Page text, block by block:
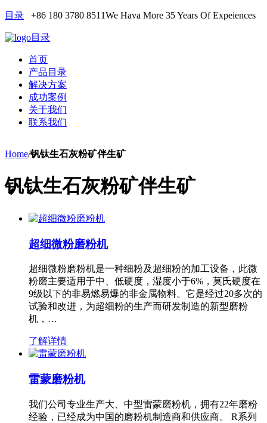
目录 +86 180 3780 8511We Hava More 35 Years Of Expeiences
目录
首页
产品目录
解决方案
成功案例
关于我们
联系我们
Home/钒钛生石灰粉矿伴生矿
钒钛生石灰粉矿伴生矿
超细微粉磨粉机
超细微粉磨粉机是一种细粉及超细粉的加工设备，此微
粉磨主要适用于中、低硬度，湿度小于6%，莫氏硬度在
9级以下的非易燃易爆的非金属物料。它是经过20多次的
试验和改进，为超细粉的生产而研发制造的新型磨粉
机，…
了解详情
雷蒙磨粉机
我们公司专业生产大、中型雷蒙磨粉机，拥有22年磨粉
经验，已经成为中国的磨粉机制造商和供应商。 R系列